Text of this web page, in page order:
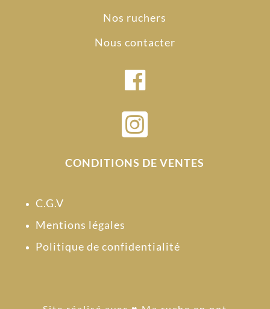
Nos ruchers
Nous contacter

CONDITIONS DE VENTES
C.G.V
Mentions légales
Politique de confidentialité